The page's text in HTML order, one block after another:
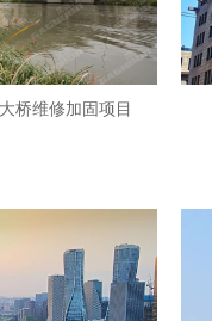
桥维修加固项目